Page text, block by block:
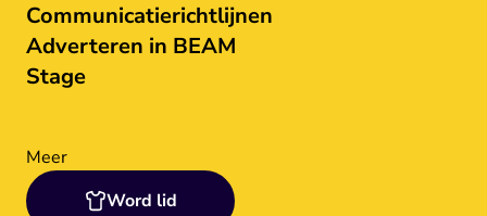
Communicatierichtlijnen
Adverteren in BEAM
Stage
Meer
Word lid